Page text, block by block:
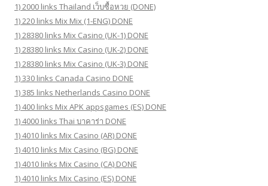
1) 2000 links Thailand เว็บซื้อหวย (DONE)
1) 220 links Mix Mix (1-ENG) DONE
1) 28380 links Mix Casino (UK-1) DONE
1) 28380 links Mix Casino (UK-2) DONE
1) 28380 links Mix Casino (UK-3) DONE
1) 330 links Canada Casino DONE
1) 385 links Netherlands Casino DONE
1) 400 links Mix APK appsgames (ES) DONE
1) 4000 links Thai บาคาร่า DONE
1) 4010 links Mix Casino (AR) DONE
1) 4010 links Mix Casino (BG) DONE
1) 4010 links Mix Casino (CA) DONE
1) 4010 links Mix Casino (ES) DONE